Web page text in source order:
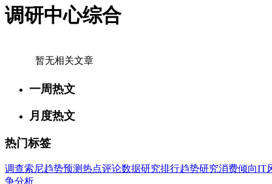
调研中心综合
暂无相关文章
一周热文
月度热文
热门标签
调查索尼趋势预测热点评论数据研究排行趋势研究消费倾向IT
争分析